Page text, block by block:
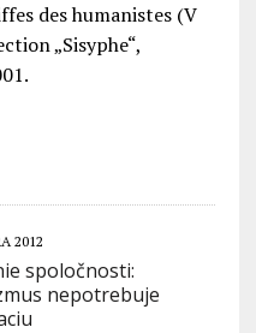
des humanistes (V
„Sisyphe“,
2012
spoločnosti:
nepotrebuje